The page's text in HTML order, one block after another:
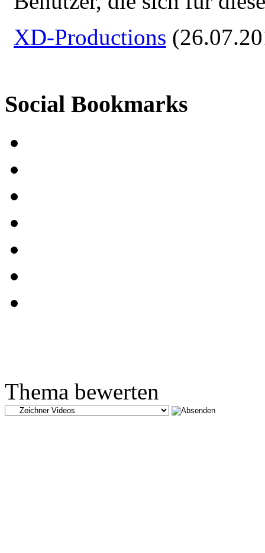
XD-Productions
Social Bookmarks
Thema bewerten